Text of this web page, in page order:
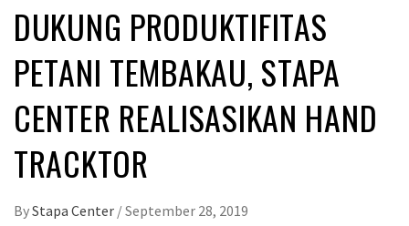
DUKUNG PRODUKTIFITAS
PETANI TEMBAKAU, STAPA
CENTER REALISASIKAN HAND
TRACKTOR
ByStapa Center /September 28, 2019